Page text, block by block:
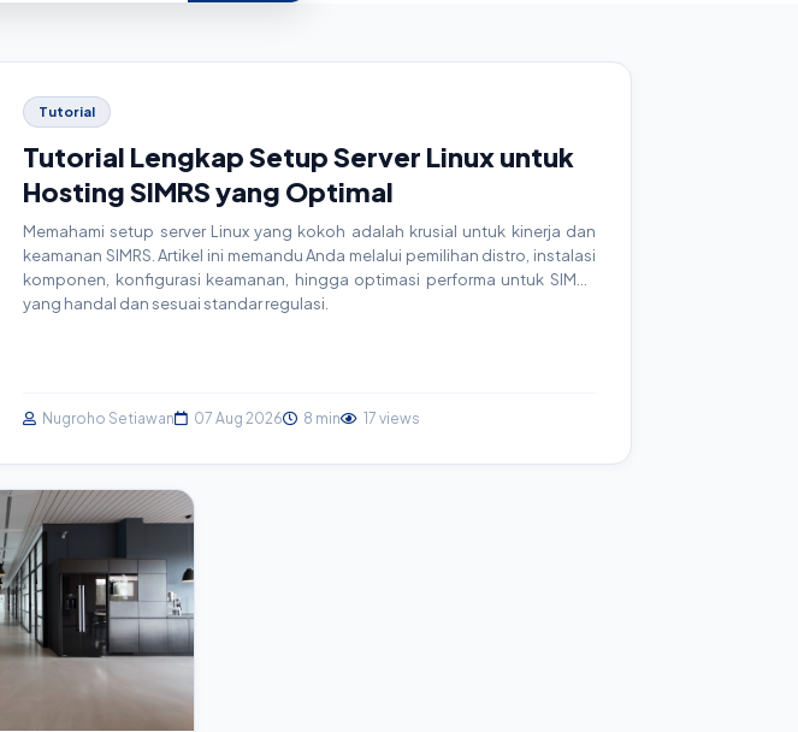
Tutorial
Tutorial Lengkap Setup Server Linux untuk
Hosting SIMRS yang Optimal
Memahami setup server Linux yang kokoh adalah krusial untuk kinerja dan
keamanan SIMRS. Artikel ini memandu Anda melalui pemilihan distro, instalasi
komponen, konfigurasi keamanan, hingga optimasi performa untuk SIMRS
yang handal dan sesuai standar regulasi.
Nugroho Setiawan 07 Aug 2026 8 min 17 views